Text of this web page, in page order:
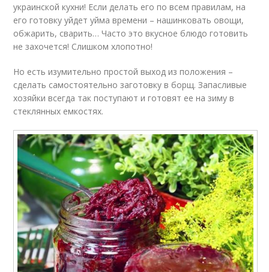
украинской кухни! Если делать его по всем правилам, на
его готовку уйдет уйма времени – нашинковать овощи,
обжарить, сварить… Часто это вкусное блюдо готовить
не захочется! Слишком хлопотно!
Но есть изумительно простой выход из положения –
сделать самостоятельно заготовку в борщ. Запасливые
хозяйки всегда так поступают и готовят ее на зиму в
стеклянных емкостях.